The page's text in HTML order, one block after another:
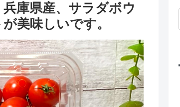
庫県産、サラダボウ
美味しいです。